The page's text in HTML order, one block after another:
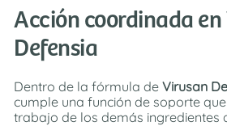
Acción coordinada
Defensia
Dentro de la fórmula de Virusan
cumple una función de soporte
trabajo de los demás ingredientes